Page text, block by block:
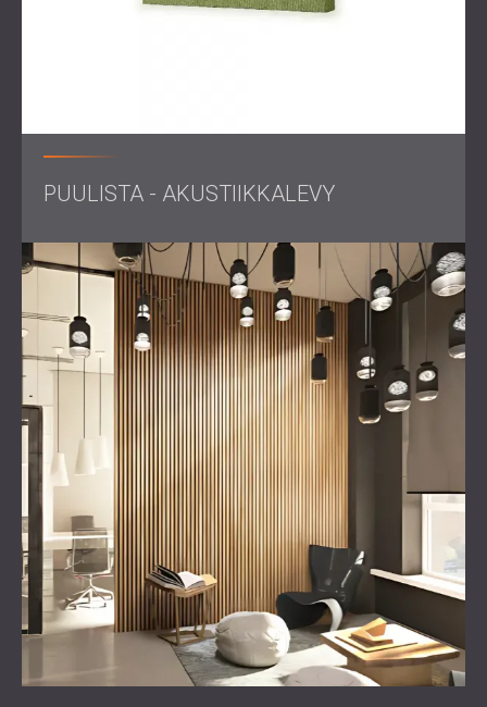
DECIBEL toimitti ja asensi puusäleikköpaneelit peittämään
studion ulkoseinät, mikä loi lämpimän ja ammattimaisen
sisällä valmistettiin mittatilaustyönä ja -mitoin Echo Wall -
alueilla. Tämä räätälöity lähestymistapa mahdollisti täyden
integroinnin studion arkkitehtuuriin ja loi samalla
tasapainoisen ja hallitun akustisen ympäristön.
Tulos
Uudistettu studio saavutti molemmat tavoitteet: tarkasti
hallitun akustisen ympäristön, joka paransi selkeyttä
lähetys- ja tuotantokäytössä, sekä modernin visuaalisen
päivityksen, joka nosti TRACE TV Studion ammattimaisen
ilmeen. Yhdistämällä suorituskyvyn ja suunnittelun DECIBEL
loi tilan, joka tukee sekä tuotannon teknisiä vaatimuksia
että asiakkaan brändikuvaa.
Oletko valmis uudistamaan studiosi akustiikan?
DECIBEL toimittaa räätälöityjä akustisia ratkaisuja TV-,
PUULISTA - AKUSTIIKKALEVY